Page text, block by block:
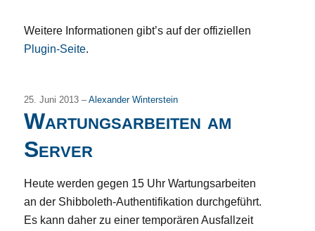
Weitere Informationen gibt’s auf der offiziellen
Plugin-Seite.
25. Juni 2013 –Alexander Winterstein
Wartungsarbeiten am
Server
Heute werden gegen 15 Uhr Wartungsarbeiten
an der Shibboleth-Authentifikation durchgeführt.
Es kann daher zu einer temporären Ausfallzeit